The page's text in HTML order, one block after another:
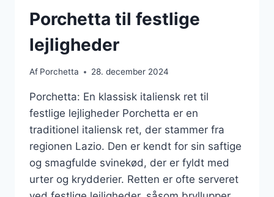
Porchetta til festlige
lejligheder
Af Porchetta 28. december 2024
Porchetta: En klassisk italiensk ret til
festlige lejligheder Porchetta er en
traditionel italiensk ret, der stammer fra
regionen Lazio. Den er kendt for sin saftige
og smagfulde svinekød, der er fyldt med
urter og krydderier. Retten er ofte serveret